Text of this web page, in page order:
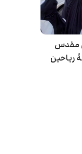
مقدس
ریاحین